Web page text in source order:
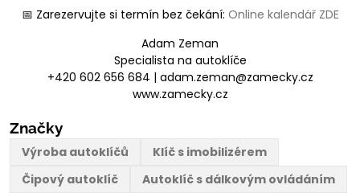
📅 Zarezervujte si termín bez čekání: Online kalendář ZDE
Adam Zeman
Specialista na autoklíče
+420 602 656 684 | adam.zeman@zamecky.cz
www.zamecky.cz
Značky
Výroba autoklíčů
Klíč s imobilizérem
Čipový autoklíč
Autoklíč s dálkovým ovládáním